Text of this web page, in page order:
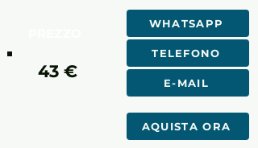
43 €
WHATSAPP
TELEFONO
E-MAIL
AQUISTA ORA